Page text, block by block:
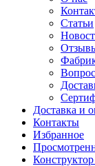
Статьи
Доставка и
Контакты
Избранное